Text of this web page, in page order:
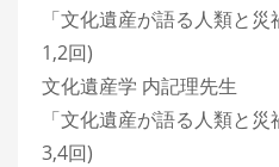
「文化遺産が語る人類と
1,2回)
文化遺産学 内記理先生
「文化遺産が語る人類と
3,4回)